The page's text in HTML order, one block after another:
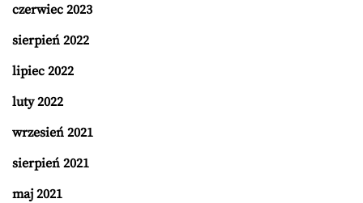
czerwiec 2023
sierpień 2022
lipiec 2022
luty 2022
wrzesień 2021
sierpień 2021
maj 2021